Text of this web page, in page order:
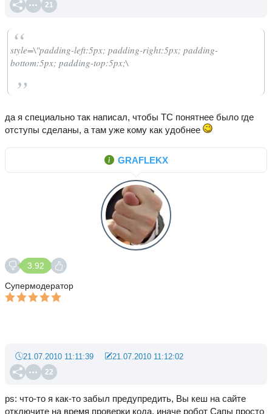
21
style=\"padding-left:5px; padding-right:5px; padding-
bottom:5px; padding-top:5px;\
да я специально так написал, чтобы ТС понятнее было где
отступы сделаны, а там уже кому как удобнее
GRAFLEKX
3.92
Супермодератор
22
21.07.2010 11:11:39 21.07.2010 11:12:02
ps: что-то я как-то забыл предупредить, Вы кеш на сайте
отключите на время проверки кода, иначе робот Сапы просто